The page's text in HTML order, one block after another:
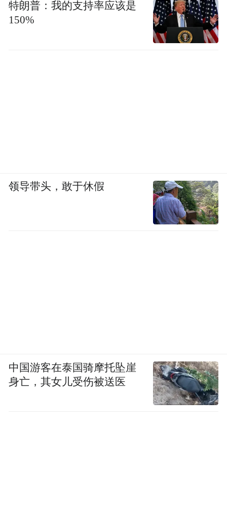
特朗普：我的支持率应该是
150%
领导带头，敢于休假
中国游客在泰国骑摩托坠崖
身亡，其女儿受伤被送医